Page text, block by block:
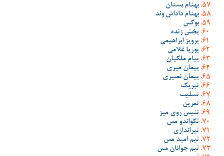
بهنام بستان
بهنام داداش وند
بوکس
پخش زنده
پرویز ابراهیمی
پوریا غلامی
پیام ملکیان
پیمان میری
پیمان نصیری
تبریک
تسلیت
تمرین
تنیس روی میز
تکواندو مس
تیراندازی
تیم امید مس
تیم جوانان مس